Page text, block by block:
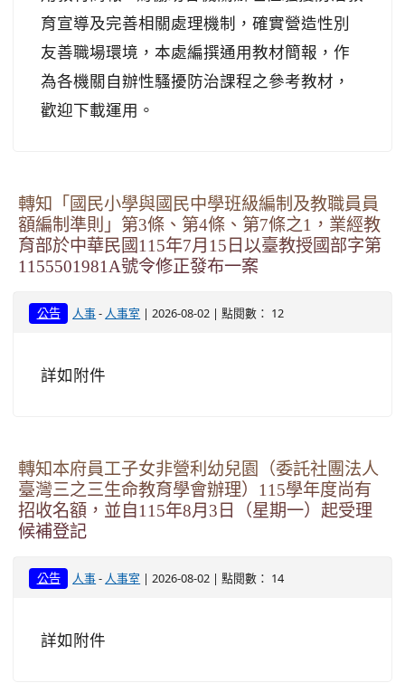
育宣導及完善相關處理機制，確實營造性別
友善職場環境，本處編撰通用教材簡報，作
為各機關自辦性騷擾防治課程之參考教材，
歡迎下載運用。
轉知「國民小學與國民中學班級編制及教職員員
額編制準則」第3條、第4條、第7條之1，業經教
育部於中華民國115年7月15日以臺教授國部字第
1155501981A號令修正發布一案
公告 人事 - 人事室 | 2026-08-02 | 點閱數： 12
詳如附件
轉知本府員工子女非營利幼兒園（委託社團法人
臺灣三之三生命教育學會辦理）115學年度尚有
招收名額，並自115年8月3日（星期一）起受理
候補登記
公告 人事 - 人事室 | 2026-08-02 | 點閱數： 14
詳如附件